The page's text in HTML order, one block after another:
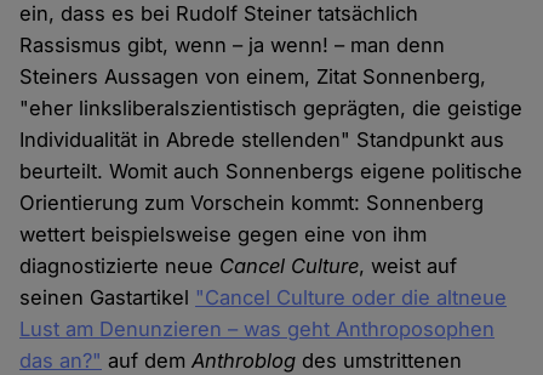
ein, dass es bei Rudolf Steiner tatsächlich
Rassismus gibt, wenn – ja wenn! – man denn
Steiners Aussagen von einem, Zitat Sonnenberg,
"eher linksliberal­szien­tistisch geprägten, die geistige
Individualität in Abrede stel­lenden" Standpunkt aus
beurteilt. Womit auch Sonnenbergs eigene politische
Orientierung zum Vorschein kommt: Sonnenberg
wettert beispielsweise gegen eine von ihm
diagnostizierte neue Cancel Culture, weist auf
seinen Gastartikel "Cancel Culture oder die altneue
Lust am Denunzieren – was geht Anthroposophen
das an?" auf demAnthroblog des umstrittenen